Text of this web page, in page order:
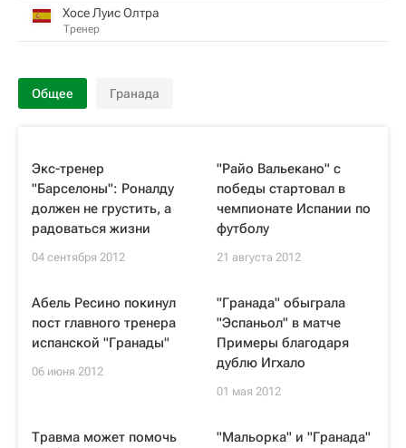
Хосе Луис Олтра
Тренер
Общее Гранада
Экс-тренер
"Барселоны": Роналду
должен не грустить, а
радоваться жизни
04 сентября 2012
"Райо Вальекано" с
победы стартовал в
чемпионате Испании по
футболу
21 августа 2012
Абель Ресино покинул
пост главного тренера
испанской "Гранады"
06 июня 2012
"Гранада" обыграла
"Эспаньол" в матче
Примеры благодаря
дублю Игхало
01 мая 2012
Травма может помочь
"Мальорка" и "Гранада"